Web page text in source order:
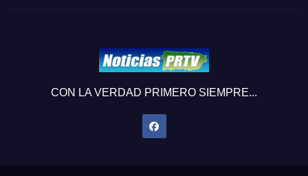
CON LA VERDAD PRIMERO SIEMPRE...